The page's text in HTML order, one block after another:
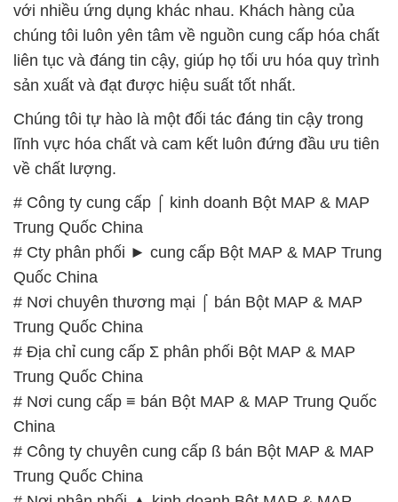
Chúng tôi tự hào là một đối tác đáng tin cậy trong
lĩnh vực hóa chất và cam kết luôn đứng đầu ưu tiên
về chất lượng.
# Công ty cung cấp ⌠ kinh doanh Bột MAP & MAP
Trung Quốc China
# Cty phân phối ► cung cấp Bột MAP & MAP Trung
Quốc China
# Nơi chuyên thương mại ⌠ bán Bột MAP & MAP
Trung Quốc China
# Địa chỉ cung cấp Σ phân phối Bột MAP & MAP
Trung Quốc China
# Nơi cung cấp ≡ bán Bột MAP & MAP Trung Quốc
China
# Công ty chuyên cung cấp ß bán Bột MAP & MAP
Trung Quốc China
# Nơi phân phối ▲ kinh doanh Bột MAP & MAP
Trung Quốc China
# Đơn vị bán φ thương mại Bột MAP & MAP Trung
Quốc China
# Đơn vị chuyên kinh doanh ≥ phân phối Bột MAP &